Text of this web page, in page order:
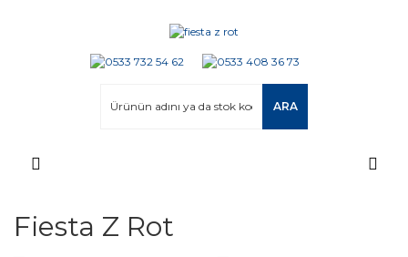
ARA
Fiesta Z Rot